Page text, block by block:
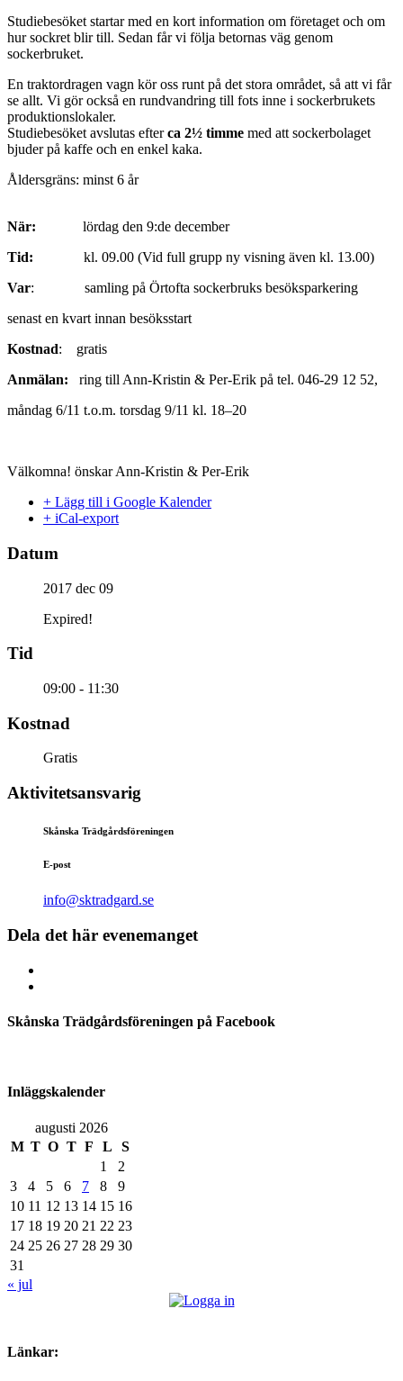
Studiebesöket startar med en kort information om företaget och om
hur sockret blir till. Sedan får vi följa betornas väg genom
sockerbruket.
En traktordragen vagn kör oss runt på det stora området, så att vi får
se allt. Vi gör också en rundvandring till fots inne i sockerbrukets
produktionslokaler.
Studiebesöket avslutas efterca 2½ timme med att sockerbolaget
bjuder på kaffe och en enkel kaka.
Åldersgräns: minst 6 år
När: lördag den 9:de december
Tid: kl. 09.00 (Vid full grupp ny visning även kl. 13.00)
Var: samling på Örtofta sockerbruks besöksparkering
senast en kvart innan besöksstart
Kostnad: gratis
Anmälan: ring till Ann-Kristin & Per-Erik på tel. 046-29 12 52,
måndag 6/11 t.o.m. torsdag 9/11 kl. 18–20
Välkomna! önskar Ann-Kristin & Per-Erik
+ Lägg till i Google Kalender
+ iCal-export
Datum
2017 dec 09
Expired!
Tid
09:00 - 11:30
Kostnad
Gratis
Aktivitetsansvarig
Skånska Trädgårdsföreningen
E-post
info@sktradgard.se
Dela det här evenemanget
Skånska Trädgårdsföreningen på Facebook
Inläggskalender
augusti 2026
M T O T F L
S
1
2
3
4 5 6 7 8
9
10 11 12 13 14 15 16
17 18 19 20 21 22 23
24 25 26 27 28 29 30
31
« jul
Länkar: